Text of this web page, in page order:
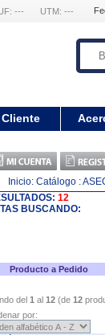
--- UTM: ---
Inicio: Catálogo :
12
BUSCANDO:
Producto a Pedido
del 1 al 12 (de 12
por: